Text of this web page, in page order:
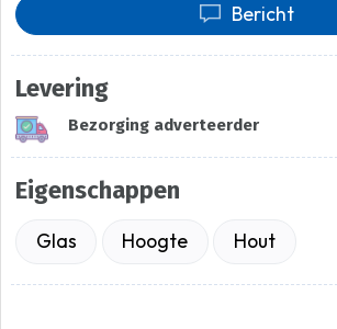
Bericht
Levering
Bezorging adverteerder
Eigenschappen
Glas Hoogte Hout